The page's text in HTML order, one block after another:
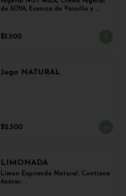
de SOYA, Esencia de Vainilla y
$3.500
Jugo NATURAL
$2.500
LIMONADA
Limon Exprimido Natural. Contiene
Azúcar.